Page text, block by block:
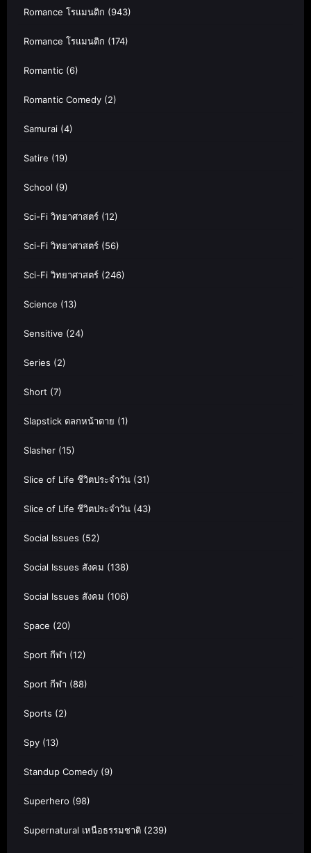
Romance โรแมนติก (943)
Romance โรแมนติก (174)
Romantic (6)
Romantic Comedy (2)
Samurai (4)
Satire (19)
School (9)
Sci-Fi วิทยาศาสตร์ (12)
Sci-Fi วิทยาศาสตร์ (56)
Sci-Fi วิทยาศาสตร์ (246)
Science (13)
Sensitive (24)
Series (2)
Short (7)
Slapstick ตลกหน้าตาย (1)
Slasher (15)
Slice of Life ชีวิตประจำวัน (31)
Slice of Life ชีวิตประจำวัน (43)
Social Issues (52)
Social Issues สังคม (138)
Social Issues สังคม (106)
Space (20)
Sport กีฬา (12)
Sport กีฬา (88)
Sports (2)
Spy (13)
Standup Comedy (9)
Superhero (98)
Supernatural เหนือธรรมชาติ (239)